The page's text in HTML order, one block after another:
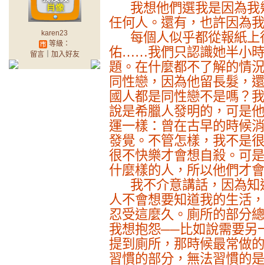
karen23
等級：
留言｜ 加入好友
我想他們選我是因為
任何人。還有，也許因為
每個人似乎都從報紙
佑……我們只認識她半小
題。在什麼都不了解的情
同性戀，因為他留長髮，
國人都是同性戀不是嗎？
說是希臘人發明的，可是
運一樣：曾在古早的時候
發覺。不管怎樣，我不是
很不快樂才會想自殺。可
什麼樣的人，所以他們才
我不介意講話，因為
人不會想要知道我的生活
忍受這麼久。廁所的部分
我想抱怨──比如說需要另
提到廁所，那時候最常做
習慣的部分，無法習慣的